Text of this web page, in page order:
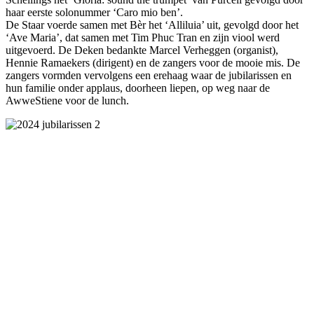
haar eerste solonummer ‘Caro mio ben’.
De Staar voerde samen met Bèr het ‘Alliluia’ uit, gevolgd door het
‘Ave Maria’, dat samen met Tim Phuc Tran en zijn viool werd
uitgevoerd. De Deken bedankte Marcel Verheggen (organist),
Hennie Ramaekers (dirigent) en de zangers voor de mooie mis. De
zangers vormden vervolgens een erehaag waar de jubilarissen en
hun familie onder applaus, doorheen liepen, op weg naar de
AwweStiene voor de lunch.